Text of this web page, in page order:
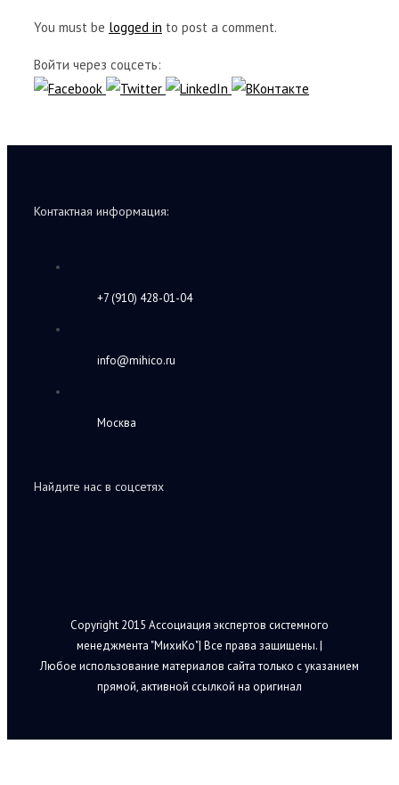
You must be logged in to post a comment.
Войти через соцсеть:
Контактная информация:
+7 (910) 428-01-04
info@mihico.ru
Москва
Найдите нас в соцсетях
Copyright 2015 Ассоциация экспертов системного
менеджмента "МихиКо"| Все права защищены. |
Любое использование материалов сайта только с указанием
прямой, активной ссылкой на оригинал